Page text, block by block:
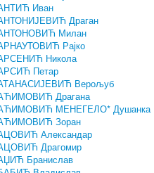
Иван
Драган
Милан
Рајко
Никола
Петар
Верољуб
Драгана
МЕНЕГЕЛО* Душанка
Зоран
Александар
Драгомир
Бранислав